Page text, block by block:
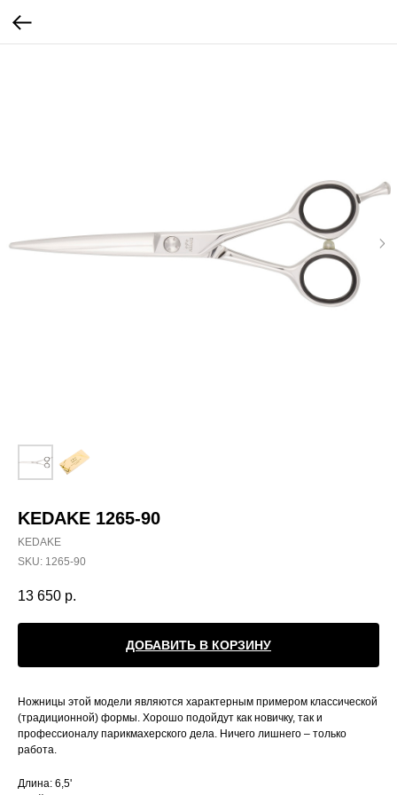
KEDAKE 1265-90
KEDAKE
SKU: 1265-90
13 650 р.
ДОБАВИТЬ В КОРЗИНУ
Ножницы этой модели являются характерным примером классической
(традиционной) формы. Хорошо подойдут как новичку, так и
профессионалу парикмахерского дела. Ничего лишнего – только
работа.
Длина: 6,5'